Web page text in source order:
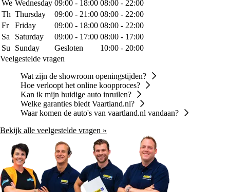
We Wednesday 09:00 - 18:00 08:00 - 22:00
Th Thursday 09:00 - 21:00 08:00 - 22:00
Fr
Friday 09:00 - 18:00 08:00 - 22:00
Sa
Saturday 09:00 - 17:00 08:00 - 17:00
Su
Sunday Gesloten
10:00 - 20:00
Veelgestelde vragen
Wat zijn de showroom openingstijden?
Hoe verloopt het online koopproces?
Kan ik mijn huidige auto inruilen?
Welke garanties biedt Vaartland.nl?
Waar komen de auto's van vaartland.nl vandaan?
Bekijk alle veelgestelde vragen »